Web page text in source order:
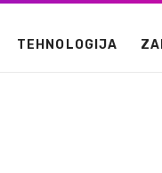
TEHNOLOGIJA